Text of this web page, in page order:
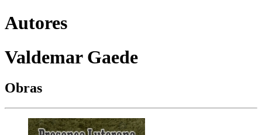
Autores
Valdemar Gaede
Obras